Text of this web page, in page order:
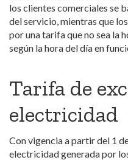
los clientes comerciales se
del servicio, mientras que
por una tarifa que no sea la
según la hora del día en
Tarifa de
electricidad
Con vigencia a partir del 1
electricidad generada por